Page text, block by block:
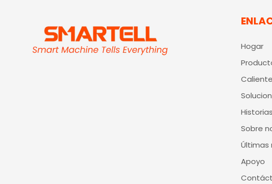
Hogar
Caliente
Sobre
Últimas
Apoyo